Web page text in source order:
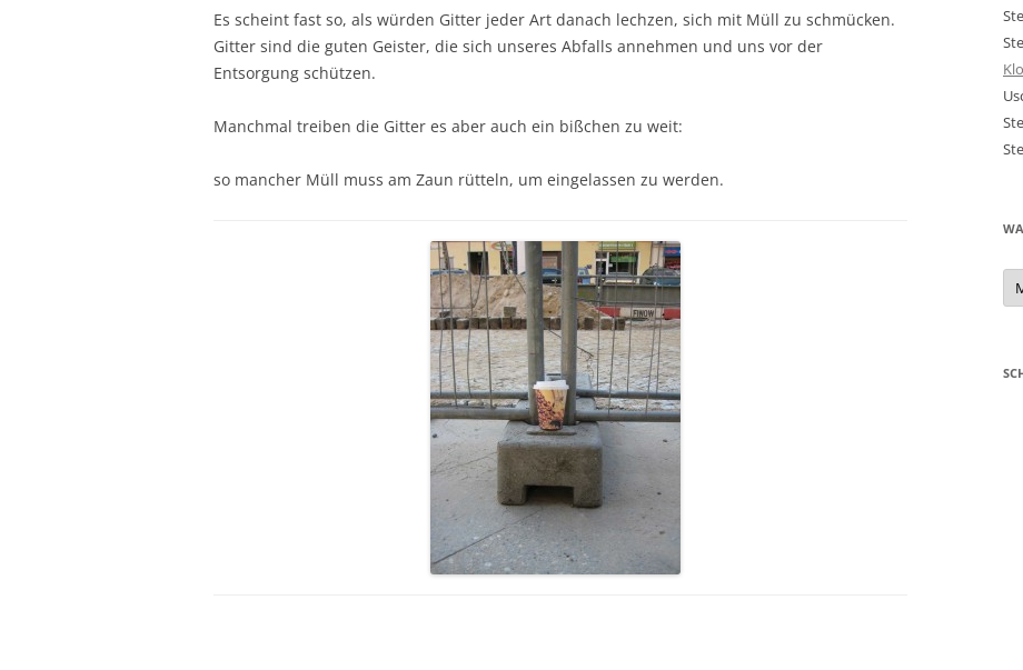
Es scheint fast so, als würden Gitter jeder Art danach lechzen, sich mit Müll zu schmücken.
Gitter sind die guten Geister, die sich unseres Abfalls annehmen und uns vor der
Entsorgung schützen.
Manchmal treiben die Gitter es aber auch ein bißchen zu weit:
so mancher Müll muss am Zaun rütteln, um eingelassen zu werden.
es
so